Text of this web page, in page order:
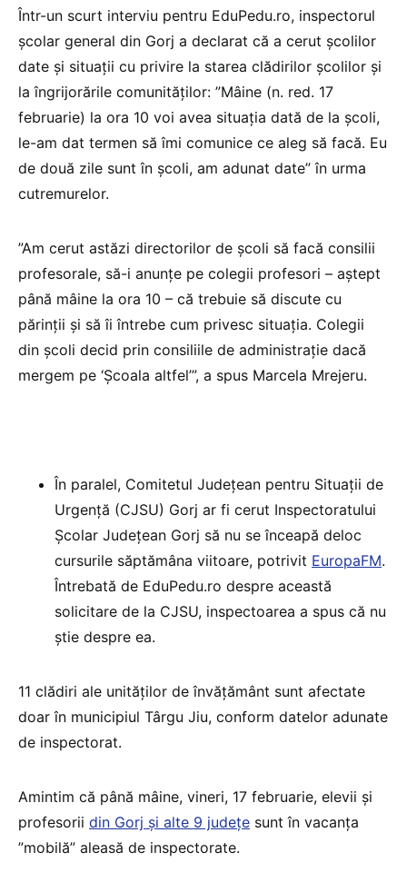
Într-un scurt interviu pentru EduPedu.ro, inspectorul
școlar general din Gorj a declarat că a cerut școlilor
date și situații cu privire la starea clădirilor școlilor și
la îngrijorările comunităților: ”Mâine (n. red. 17
februarie) la ora 10 voi avea situația dată de la școli,
le-am dat termen să îmi comunice ce aleg să facă. Eu
de două zile sunt în școli, am adunat date” în urma
cutremurelor.
”Am cerut astăzi directorilor de școli să facă consilii
profesorale, să-i anunțe pe colegii profesori – aștept
până mâine la ora 10 – că trebuie să discute cu
părinții și să îi întrebe cum privesc situația. Colegii
din școli decid prin consiliile de administrație dacă
mergem pe ‘Școala altfel’”, a spus Marcela Mrejeru.
În paralel, Comitetul Județean pentru Situații de
Urgență (CJSU) Gorj ar fi cerut Inspectoratului
Școlar Județean Gorj să nu se înceapă deloc
cursurile săptămâna viitoare, potrivit EuropaFM.
Întrebată de EduPedu.ro despre această
solicitare de la CJSU, inspectoarea a spus că nu
știe despre ea.
11 clădiri ale unităților de învățământ sunt afectate
doar în municipiul Târgu Jiu, conform datelor adunate
de inspectorat.
Amintim că până mâine, vineri, 17 februarie, elevii și
profesorii din Gorj și alte 9 județe sunt în vacanța
”mobilă” aleasă de inspectorate.